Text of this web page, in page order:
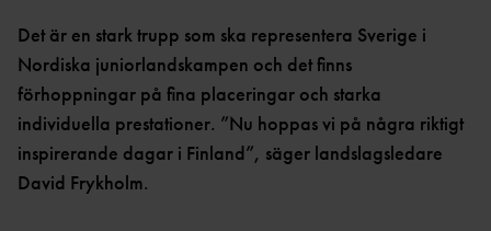
NYHETER SAMARBETEN &
SUPPORTRAR
NYHETER FRÅN
PARAFRIIDRO
TT
MÄSTERSKAPSGRUPPEN
2026
GRENPROGRAM &
POÄNGTABELLER
TÄVLINGSTILLSTÅND &
INTYG
KASTSÄKERH
ET
BANMÄTNIN
INTERNATIONELLA
DIAMOND
LEAGUE
UTMÄRKELSER OCH
PRISER
SVENSKA
Det är en stark trupp som ska representera Sverige i
Nordiska juniorlandskampen och det finns
förhoppningar på fina placeringar och starka
individuella prestationer. ”Nu hoppas vi på några riktigt
inspirerande dagar i Finland”, säger landslagsledare
David Frykholm.